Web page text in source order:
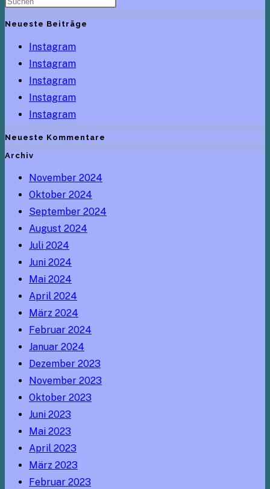
ein
Neueste Beiträge
Instagram
Instagram
Instagram
Instagram
Instagram
Neueste Kommentare
Archiv
November 2024
Oktober 2024
September 2024
August 2024
Juli 2024
Juni 2024
Mai 2024
April 2024
März 2024
Februar 2024
Januar 2024
Dezember 2023
November 2023
Oktober 2023
Juni 2023
Mai 2023
April 2023
März 2023
Februar 2023